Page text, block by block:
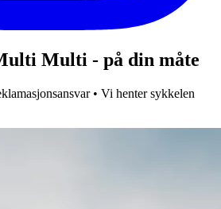
Multi - på din måte
• Vi henter sykkelen